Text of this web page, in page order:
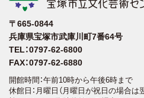
〒665-0844
兵庫県宝塚市武庫川町7番64号
TEL：0797-62-6800
FAX：0797-62-6880
開館時間：午前10時から午後6時まで
休館日：月曜日（月曜日が祝日の場合は